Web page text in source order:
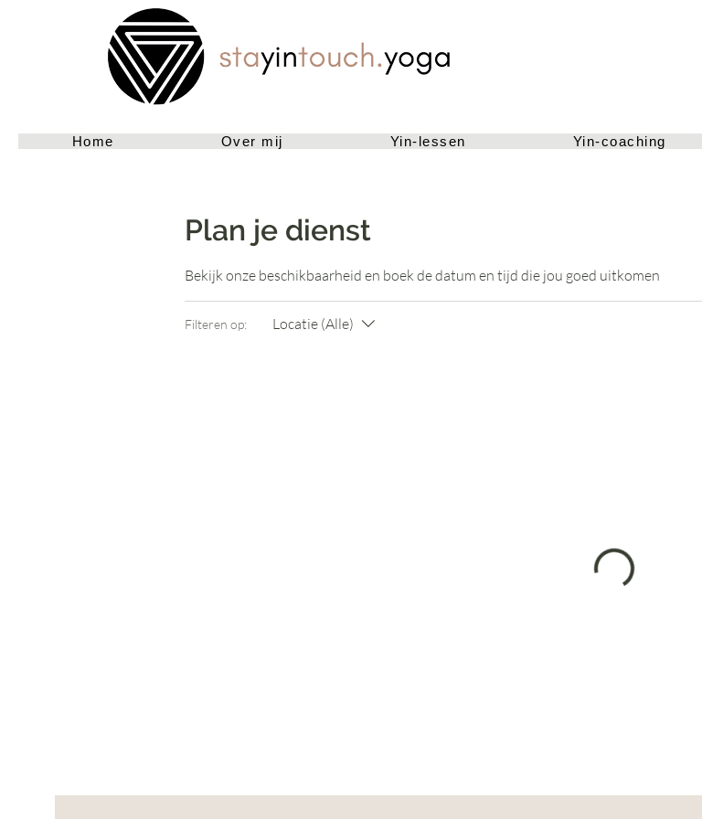
Home Over mij Yin-lessen Yin-coaching
Plan je dienst
Bekijk onze beschikbaarheid en boek de datum en tijd die jou goed uitkomen
Filteren op: Locatie (Alle)